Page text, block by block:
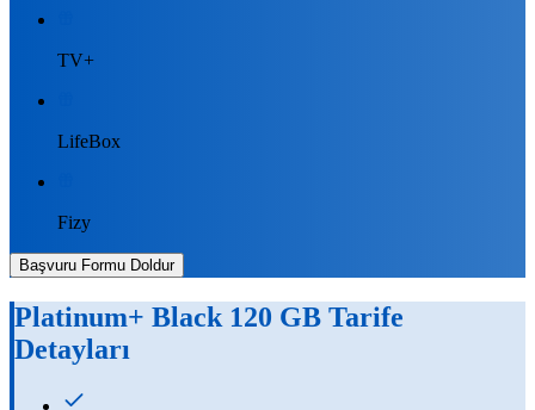
TV+
LifeBox
Fizy
Başvuru Formu Doldur
Platinum+ Black 120 GB Tarife
Detayları